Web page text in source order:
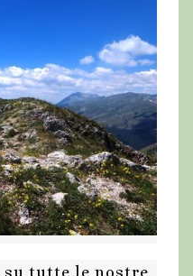
su tutte le nostre